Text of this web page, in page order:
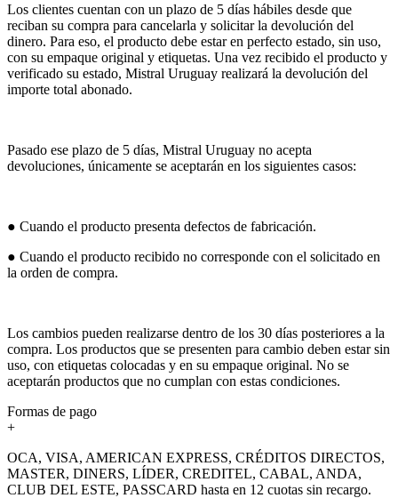
Los clientes cuentan con un plazo de 5 días hábiles desde que
reciban su compra para cancelarla y solicitar la devolución del
dinero. Para eso, el producto debe estar en perfecto estado, sin uso,
con su empaque original y etiquetas. Una vez recibido el producto y
verificado su estado, Mistral Uruguay realizará la devolución del
importe total abonado.
Pasado ese plazo de 5 días, Mistral Uruguay no acepta
devoluciones, únicamente se aceptarán en los siguientes casos:
● Cuando el producto presenta defectos de fabricación.
● Cuando el producto recibido no corresponde con el solicitado en
la orden de compra.
Los cambios pueden realizarse dentro de los 30 días posteriores a la
compra. Los productos que se presenten para cambio deben estar sin
uso, con etiquetas colocadas y en su empaque original. No se
aceptarán productos que no cumplan con estas condiciones.
Formas de pago
+
OCA, VISA, AMERICAN EXPRESS, CRÉDITOS DIRECTOS,
MASTER, DINERS, LÍDER, CREDITEL, CABAL, ANDA,
CLUB DEL ESTE, PASSCARD hasta en 12 cuotas sin recargo.